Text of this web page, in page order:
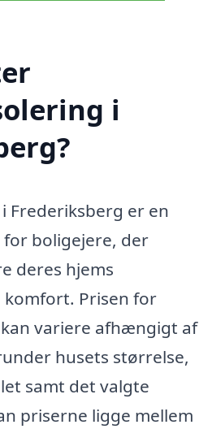
i
Frederiksberg er en
boligejere, der
deres hjems
Prisen for
variere afhængigt af
husets størrelse,
samt det valgte
priserne ligge mellem